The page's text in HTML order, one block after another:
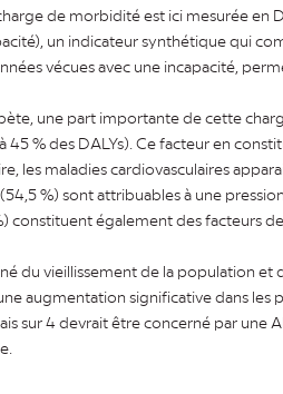
de morbidité est ici mesurée en
un indicateur synthétique qui
vécues avec une incapacité,
une part importante de cette
45 % des DALYs). Ce facteur en
les maladies cardiovasculaires
%) sont attribuables à une
constituent également des facteurs
du vieillissement de la population
augmentation significative dans les
sur 4 devrait être concerné par